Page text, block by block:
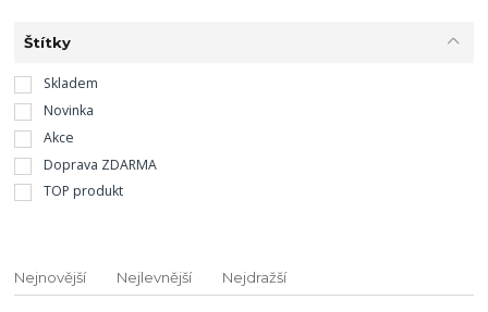
Štítky
Skladem
Novinka
Akce
Doprava ZDARMA
TOP produkt
Nejnovější Nejlevnější Nejdražší